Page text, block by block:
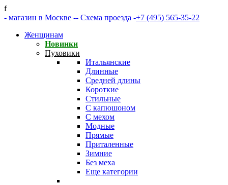
f
- магазин в Москве -- Схема проезда -+7 (495) 565-35-22
Женщинам
Новинки
Пуховики
Итальянские
Длинные
Средней длины
Короткие
Стильные
С капюшоном
С мехом
Модные
Прямые
Приталенные
Зимние
Без меха
Еще категории